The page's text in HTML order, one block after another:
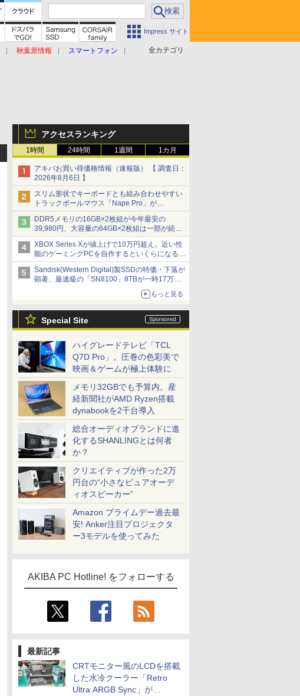
Impress サイト
全カテゴリ
秋葉原情報
スマートフォン
アクセスランキング
1時間 24時間 1週間 1カ月
アキバお買い得価格情報（速報版） 【 調査日：
2026年8月6日 】
スリム形状でキーボードとも組み合わせやすい
トラックボールマウス「Nape Pro」が
Keychronから
DDR5メモリの16GB×2枚組が今年最安の
39,980円、大容量の64GB×2枚組は一部が続騰
[8月前半のメモリ価格]
XBOX Series Xが値上げで10万円超え。近い性
能のゲーミングPCを自作するといくらになる？
【石田賀津男の『酒の肴にPCゲーム』】
Sandisk(Western Digital)製SSDの特価・下落が
顕著、最速級の「SN8100」8TBが一時17万円
もっと見る
Special Site
ハイグレードテレビ「TCL
Q7D Pro」。圧巻の色彩美で
映画＆ゲームが極上体験に
メモリ32GBでも予算内。産
経新聞社がAMD Ryzen搭載
dynabookを2千台導入
総合オーディオブランドに進
化するSHANLINGとは何者
か？
クリエイティブが作った2万
円台の“小さなピュアオーデ
ィオスピーカー”
Amazon プライムデー過去最
安! Anker注目プロジェクタ
ー3モデルを使ってみた
AKIBA PC Hotline! をフォローする
最新記事
CRTモニター風のLCDを搭載
した水冷クーラー「Retro
Ultra ARGB Sync」が